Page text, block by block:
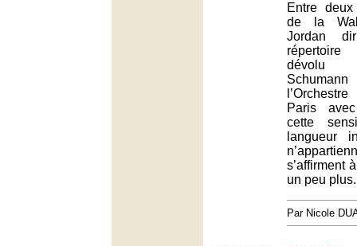
Entre deux
de la
Jordan
répertoire
dévolu
Paris
cette
langueur
s’affirment
un peu plus.
Par Nicole